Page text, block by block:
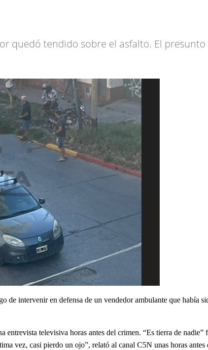
quedó tendido sobre el asfalto. El presunto
de intervenir en defensa de un vendedor ambulante que había
televisiva horas antes del crimen. “Es tierra de nadie”
vez, casi pierdo un ojo”, relató al canal C5N unas horas antes